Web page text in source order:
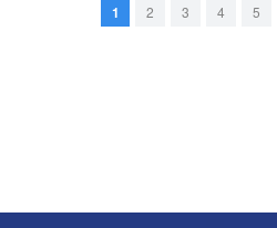
1 2 3 4 5